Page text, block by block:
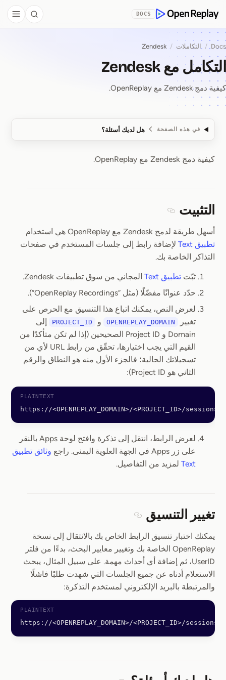
OpenReplay
DOCS
Search
Docs
/ التكاملات /
Zendesk
التكامل مع Zendesk
كيفية دمج Zendesk مع OpenReplay.
في هذه الصفحة هل لديك أسئلة؟
التكامل مع Zendesk
كيفية دمج Zendesk مع OpenReplay.
التثبيت
أسهل طريقة لدمج Zendesk مع OpenReplay هي استخدام
تطبيق Text
لإضافة رابط إلى جلسات المستخدم في صفحات
التذاكر الخاصة بك.
ثبّت تطبيق Text
المجاني من سوق تطبيقات Zendesk.
حدّد عنوانًا مفضّلًا (مثل “OpenReplay Recordings”).
لعرض النص، يمكنك اتباع هذا التنسيق مع الحرص على
تغيير
OPENREPLAY_DOMAIN و PROJECT_ID
إلى
Domain و Project ID الصحيحين (إذا لم تكن متأكدًا من
القيم التي يجب اختيارها، تحقّق من رابط URL لأي من
تسجيلاتك الحالية؛ فالجزء الأول منه هو النطاق والرقم
الثاني هو Project ID):
https://<OPENREPLAY_DOMAIN>/<PROJECT_ID>/
لعرض الرابط، انتقل إلى تذكرة وافتح لوحة Apps بالنقر
على زر Apps في الجهة العلوية اليمنى. راجع
وثائق تطبيق
Text لمزيد من التفاصيل.
تغيير التنسيق
يمكنك اختبار تنسيق الرابط الخاص بك بالانتقال إلى نسخة
OpenReplay الخاصة بك وتغيير معايير البحث، بدءًا من فلتر
UserID، ثم إضافة أي أحداث مهمة. على سبيل المثال، يبحث
الاستعلام أدناه عن جميع الجلسات التي شهدت طلبًا فاشلًا
والمرتبطة بالبريد الإلكتروني لمستخدم التذكرة:
https://<OPENREPLAY_DOMAIN>/<PROJECT_ID>/